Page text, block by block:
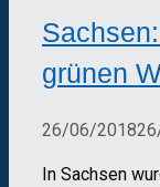
grünen
26/06/2018
In Sachsen